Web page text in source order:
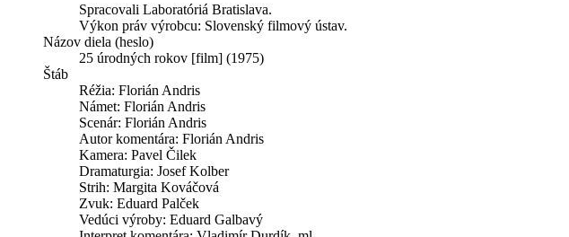
Spracovali Laboratóriá Bratislava.
Výkon práv výrobcu: Slovenský filmový ústav.
Názov diela (heslo)
25 úrodných rokov [film] (1975)
Štáb
Réžia: Florián Andris
Námet: Florián Andris
Scenár: Florián Andris
Autor komentára: Florián Andris
Kamera: Pavel Čilek
Dramaturgia: Josef Kolber
Strih: Margita Kováčová
Zvuk: Eduard Palček
Vedúci výroby: Eduard Galbavý